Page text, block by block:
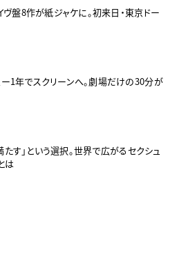
ヴ盤8作が紙ジャケに。初来日・東京ドー
ー1年でスクリーンへ。劇場だけの30分が
たす」という選択。世界で広がるセクシュ
は